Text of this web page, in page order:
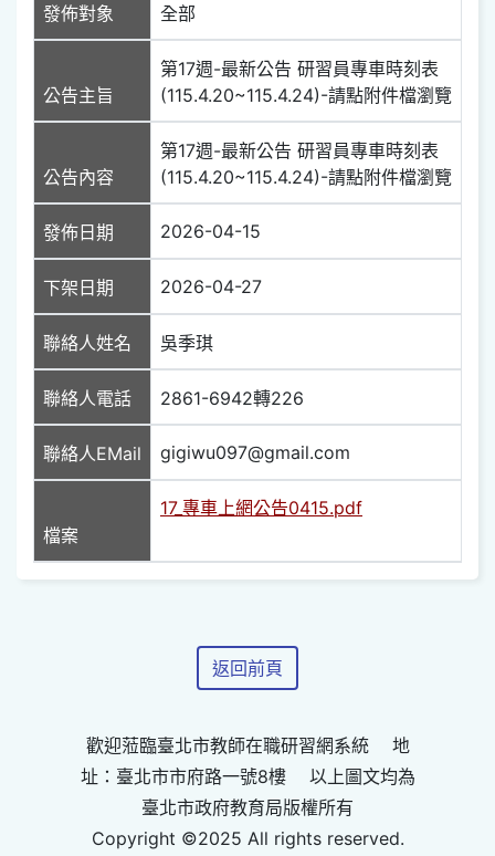
發佈對象 全部
公告主旨
第17週-最新公告 研習員專車時刻表
(115.4.20~115.4.24)-請點附件檔瀏覽
公告內容
第17週-最新公告 研習員專車時刻表
(115.4.20~115.4.24)-請點附件檔瀏覽
發佈日期 2026-04-15
下架日期 2026-04-27
聯絡人姓名 吳季琪
聯絡人電話 2861-6942轉226
聯絡人EMail gigiwu097@gmail.com
檔案
17_專車上網公告0415.pdf
返回前頁
歡迎蒞臨臺北市教師在職研習網系統 地
址：臺北市市府路一號8樓 以上圖文均為
臺北市政府教育局版權所有
Copyright ©2025 All rights reserved.